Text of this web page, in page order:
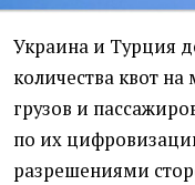
Украина и Турция
количества квот
грузов и
по их
разрешениями